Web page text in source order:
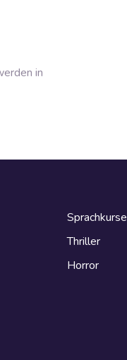
in
Sprachkurse
Thriller
Horror